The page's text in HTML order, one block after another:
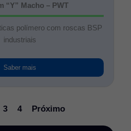
“Y” Macho – PWT
polímero com roscas BSP
industriais
Saber mais
3 4 Próximo